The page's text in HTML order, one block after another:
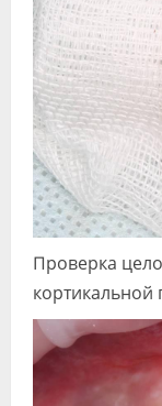
Проверка
кортикальной